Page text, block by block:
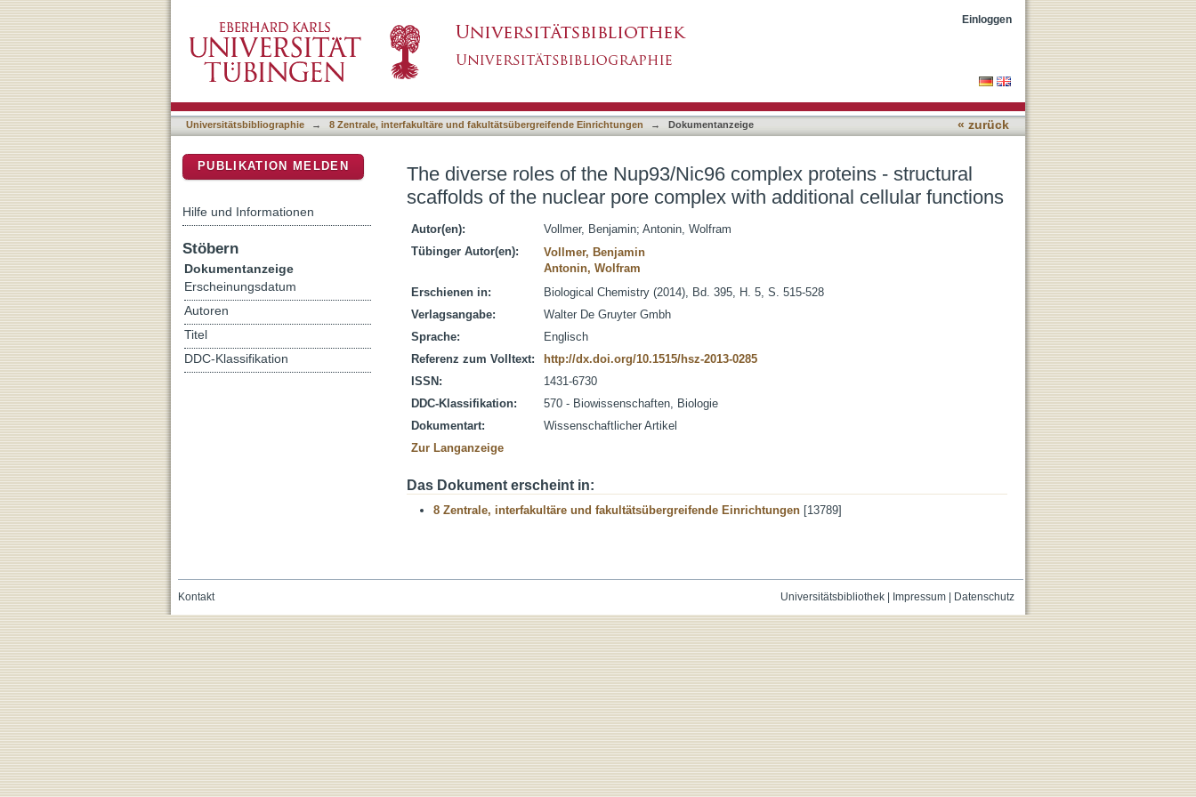
The diverse roles of the Nup93/Nic96 complex proteins - structural scaffolds of the nuclear pore
complex with additional cellular functions
Einloggen
Universitätsbibliographie → 8 Zentrale, interfakultäre und fakultätsübergreifende Einrichtungen → Dokumentanzeige « zurück
The diverse roles of the Nup93/Nic96 complex proteins - structural
scaffolds of the nuclear pore complex with additional cellular functions
Autor(en): Vollmer, Benjamin; Antonin, Wolfram
Tübinger Autor(en):
Vollmer, Benjamin
Antonin, Wolfram
Erschienen in:
Biological Chemistry (2014), Bd. 395, H. 5, S. 515-528
Verlagsangabe:
Walter De Gruyter Gmbh
Sprache:
Englisch
Referenz zum Volltext:
http://dx.doi.org/10.1515/hsz-2013-0285
ISSN:
1431-6730
DDC-Klassifikation:
570 - Biowissenschaften, Biologie
Dokumentart:
Wissenschaftlicher Artikel
Zur Langanzeige
Das Dokument erscheint in:
8 Zentrale, interfakultäre und fakultätsübergreifende Einrichtungen [13789]
PUBLIKATION MELDEN
Hilfe und Informationen
Stöbern
Dokumentanzeige
Erscheinungsdatum
Autoren
Titel
DDC-Klassifikation
Universitätsbibliothek| Impressum| Datenschutz
Kontakt